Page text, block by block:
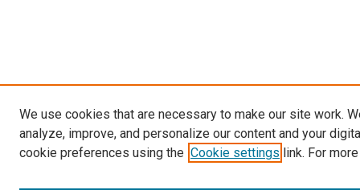
We use cookies that are necessary to make our site work.
analyze, improve, and personalize our content and your
cookie preferences using the Cookie settings link. For